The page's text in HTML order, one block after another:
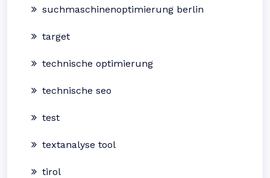
suchmaschinenoptimierung berlin
target
technische optimierung
technische seo
test
textanalyse tool
tirol